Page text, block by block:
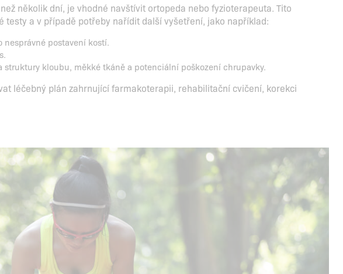
několik dní, je vhodné navštívit ortopeda nebo fyzioterapeuta. Tito
a v případě potřeby nařídit další vyšetření, jako například:
nesprávné postavení kostí.
kloubu, měkké tkáně a potenciální poškození chrupavky.
léčebný plán zahrnující farmakoterapii, rehabilitační cvičení, korekci